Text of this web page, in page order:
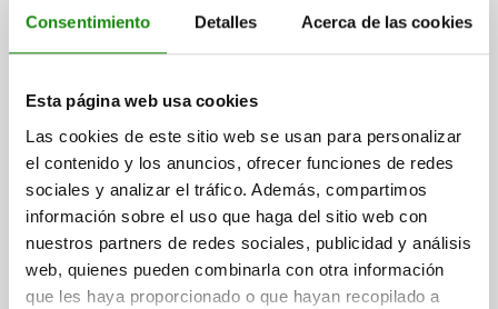
Consentimiento Detalles Acerca de las cookies
Esta página web usa cookies
Las cookies de este sitio web se usan para personalizar
el contenido y los anuncios, ofrecer funciones de redes
sociales y analizar el tráfico. Además, compartimos
información sobre el uso que haga del sitio web con
nuestros partners de redes sociales, publicidad y análisis
web, quienes pueden combinarla con otra información
que les haya proporcionado o que hayan recopilado a
más gastos de envío
DETALLES
CAD
DESCARGAS
Otros clientes también